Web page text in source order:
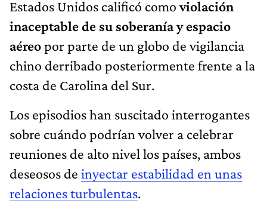
Estados Unidos calificó comoviolación
inaceptable de su soberanía y espacio
aéreopor parte de un globo de vigilancia
chino derribado posteriormente frente a la
costa de Carolina del Sur.
Los episodios han suscitado interrogantes
sobre cuándo podrían volver a celebrar
reuniones de alto nivel los países, ambos
deseosos de inyectar estabilidad en unas
relaciones turbulentas.